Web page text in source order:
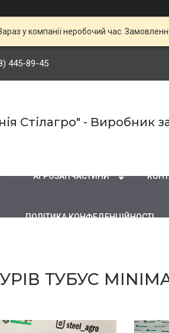
у компанії неробочий час.
445-89-45
Стілагро" - Виробник
АГРОЗАПЧАСТИНИ
ПОЛІТИКА КОНФЕДЕНЦІЙНОСТІ
ТУБУС